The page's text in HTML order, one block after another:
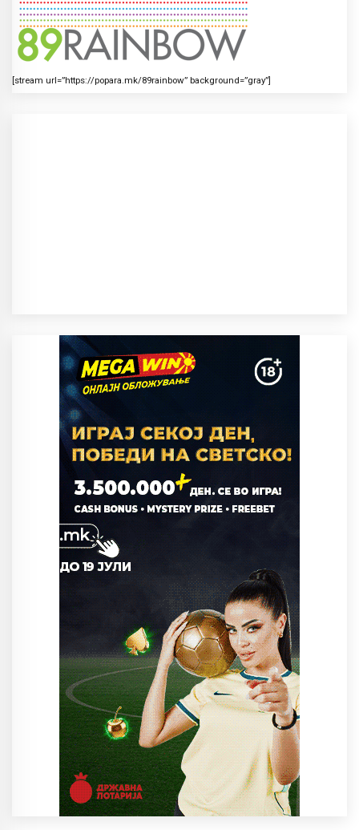
[stream url=”https://popara.mk/89rainbow” background=”gray”]